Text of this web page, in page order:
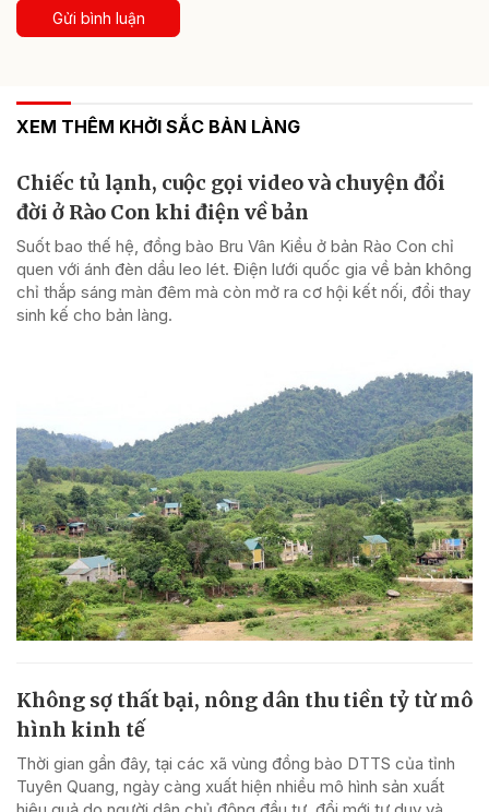
Gửi bình luận
XEM THÊM KHỞI SẮC BẢN LÀNG
Chiếc tủ lạnh, cuộc gọi video và chuyện đổi
đời ở Rào Con khi điện về bản
Suốt bao thế hệ, đồng bào Bru Vân Kiều ở bản Rào Con chỉ
quen với ánh đèn dầu leo lét. Điện lưới quốc gia về bản không
chỉ thắp sáng màn đêm mà còn mở ra cơ hội kết nối, đổi thay
sinh kế cho bản làng.
Không sợ thất bại, nông dân thu tiền tỷ từ mô
hình kinh tế
Thời gian gần đây, tại các xã vùng đồng bào DTTS của tỉnh
Tuyên Quang, ngày càng xuất hiện nhiều mô hình sản xuất